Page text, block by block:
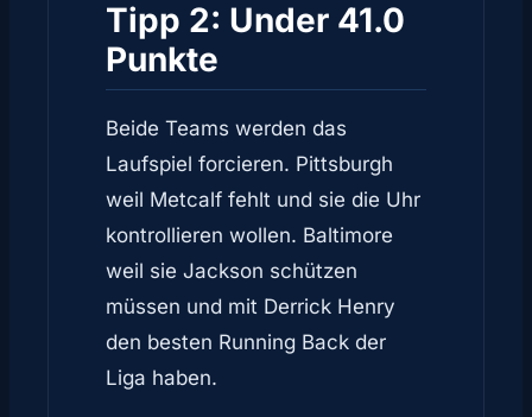
Tipp 2: Under 41.0
Punkte
Beide Teams werden das
Laufspiel forcieren. Pittsburgh
weil Metcalf fehlt und sie die Uhr
kontrollieren wollen. Baltimore
weil sie Jackson schützen
müssen und mit Derrick Henry
den besten Running Back der
Liga haben.